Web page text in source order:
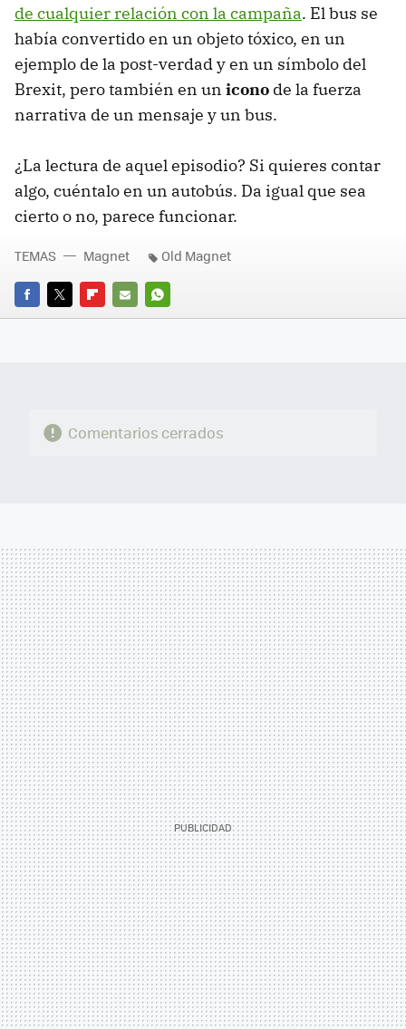
de cualquier relación con la campaña. El bus se
había convertido en un objeto tóxico, en un
ejemplo de la post-verdad y en un símbolo del
Brexit, pero también en un icono de la fuerza
narrativa de un mensaje y un bus.
¿La lectura de aquel episodio? Si quieres contar
algo, cuéntalo en un autobús. Da igual que sea
cierto o no, parece funcionar.
FACEBOOK
TWITTERFLIPBOARD
E-
WHATSAPP
TEMAS Magnet Old Magnet
Comentarios cerrados